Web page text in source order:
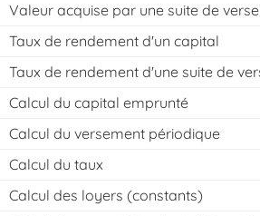
Valeur acquise par une suite de
Taux de rendement d'un capital
Taux de rendement d'une suite de
Calcul du capital emprunté
Calcul du versement périodique
Calcul du taux
Calcul des loyers (constants)